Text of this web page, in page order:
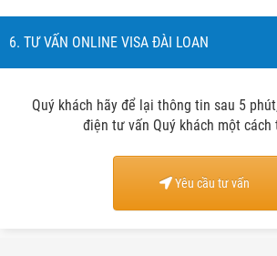
6. TƯ VẤN ONLINE VISA ĐÀI LOAN
Quý khách hãy để lại thông tin sau 5
điện tư vấn Quý khách một cách
Yêu cầu tư vấn